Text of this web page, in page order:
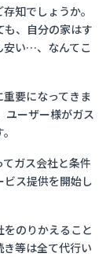
知でしょうか。
、自分の家はす
安い…、なんてこ
要になってきま
ユーザー様がガス
ガス会社と条件
ス提供を開始し
のりかえること
等は全て代行い